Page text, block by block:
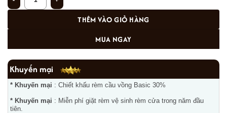
THÊM VÀO GIỎ HÀNG
MUA NGAY
Khuyến mại
* Khuyến mại : Chiết khấu rèm cầu vồng Basic 30%
* Khuyến mại : Miễn phí giặt rèm vệ sinh rèm cửa trong năm đầu
tiên.